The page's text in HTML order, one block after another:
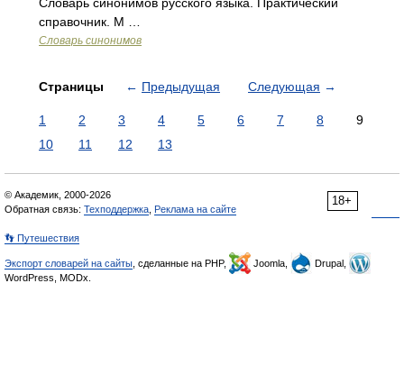
справочник. М …
Словарь синонимов
Страницы ← Предыдущая Следующая →
1 2 3 4 5 6 7 8
9
10
11 12 13
18+
© Академик, 2000-2026
Обратная связь: Техподдержка Реклама на сайте
👣 Путешествия
Экспорт словарей на сайты , сделанные на PHP, Joomla,
Drupal,
WordPress, MODx.